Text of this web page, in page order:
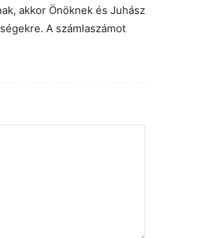
akkor Önöknek és Juhász
A számlaszámot